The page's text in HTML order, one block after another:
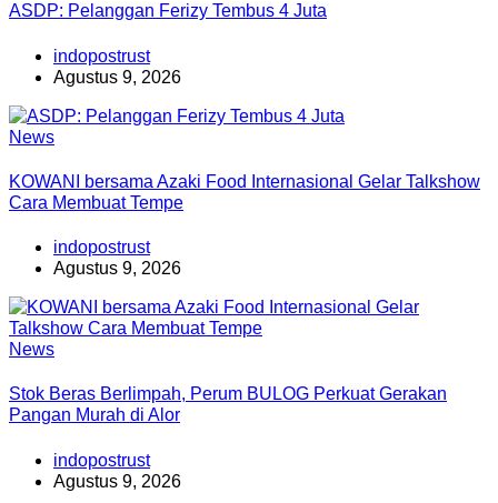
ASDP: Pelanggan Ferizy Tembus 4 Juta
indopostrust
Agustus 9, 2026
News
KOWANI bersama Azaki Food Internasional Gelar Talkshow
Cara Membuat Tempe
indopostrust
Agustus 9, 2026
News
Stok Beras Berlimpah, Perum BULOG Perkuat Gerakan
Pangan Murah di Alor
indopostrust
Agustus 9, 2026